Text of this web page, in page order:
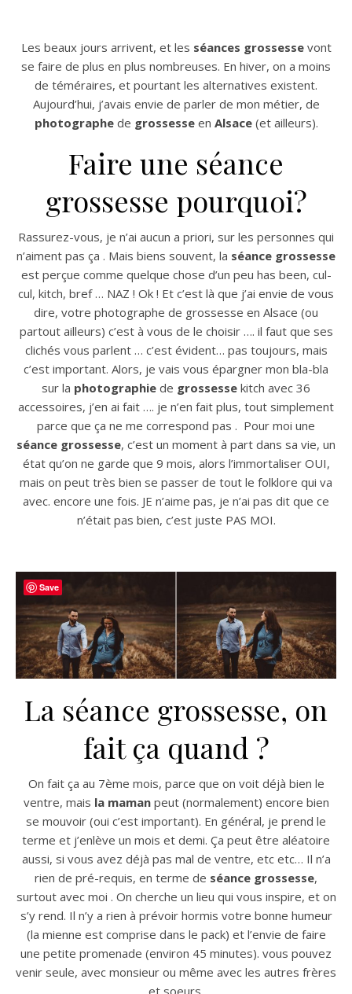
Les beaux jours arrivent, et les séances grossessevont
se faire de plus en plus nombreuses. En hiver, on a moins
de téméraires, et pourtant les alternatives existent.
Aujourd’hui, j’avais envie de parler de mon métier, de
photographede grossesseen Alsace(et ailleurs).
Faire une séance
grossesse pourquoi?
Rassurez-vous, je n’ai aucun a priori, sur les personnes qui
n’aiment pas ça . Mais biens souvent, la séance grossesse
est perçue comme quelque chose d’un peu has been, cul-
cul, kitch, bref … NAZ ! Ok ! Et c’est là que j’ai envie de vous
dire, votre photographe de grossesse en Alsace (ou
partout ailleurs) c’est à vous de le choisir …. il faut que ses
clichés vous parlent … c’est évident… pas toujours, mais
c’est important. Alors, je vais vous épargner mon bla-bla
sur la photographie de grossesse kitch avec 36
accessoires, j’en ai fait …. je n’en fait plus, tout simplement
parce que ça ne me correspond pas . Pour moi une
séance grossesse, c’est un moment à part dans sa vie, un
état qu’on ne garde que 9 mois, alors l’immortaliser OUI,
mais on peut très bien se passer de tout le folklore qui va
avec. encore une fois. JE n’aime pas, je n’ai pas dit que ce
n’était pas bien, c’est juste PAS MOI.
La séance grossesse, on
fait ça quand ?
On fait ça au 7ème mois, parce que on voit déjà bien le
ventre, mais la mamanpeut (normalement) encore bien
se mouvoir (oui c’est important). En général, je prend le
terme et j’enlève un mois et demi. Ça peut être aléatoire
aussi, si vous avez déjà pas mal de ventre, etc etc… Il n’a
rien de pré-requis, en terme de séance grossesse,
surtout avec moi . On cherche un lieu qui vous inspire, et on
s’y rend. Il n’y a rien à prévoir hormis votre bonne humeur
(la mienne est comprise dans le pack) et l’envie de faire
une petite promenade (environ 45 minutes). vous pouvez
venir seule, avec monsieur ou même avec les autres frères
et soeurs.
Save